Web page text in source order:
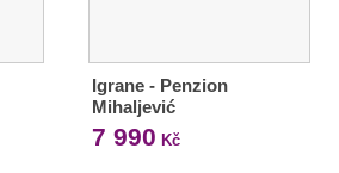
Igrane - Penzion
Mihaljević
7 990 Kč